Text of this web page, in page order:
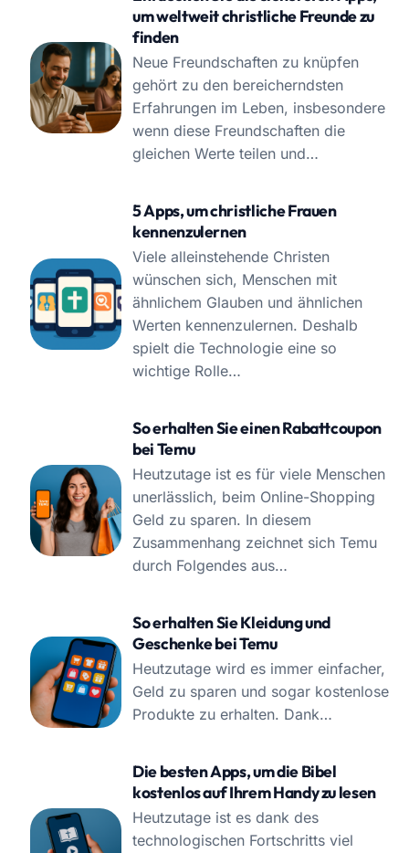
um weltweit christliche Freunde zu
finden
Neue Freundschaften zu knüpfen
gehört zu den bereicherndsten
Erfahrungen im Leben, insbesondere
wenn diese Freundschaften die
gleichen Werte teilen und…
5 Apps, um christliche Frauen
kennenzulernen
Viele alleinstehende Christen
wünschen sich, Menschen mit
ähnlichem Glauben und ähnlichen
Werten kennenzulernen. Deshalb
spielt die Technologie eine so
wichtige Rolle…
So erhalten Sie einen Rabattcoupon
bei Temu
Heutzutage ist es für viele Menschen
unerlässlich, beim Online-Shopping
Geld zu sparen. In diesem
Zusammenhang zeichnet sich Temu
durch Folgendes aus…
So erhalten Sie Kleidung und
Geschenke bei Temu
Heutzutage wird es immer einfacher,
Geld zu sparen und sogar kostenlose
Produkte zu erhalten. Dank…
Die besten Apps, um die Bibel
kostenlos auf Ihrem Handy zu lesen
Heutzutage ist es dank des
technologischen Fortschritts viel